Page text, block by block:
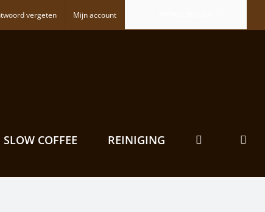
vergeten Mijn account
SLOW COFFEE REINIGING